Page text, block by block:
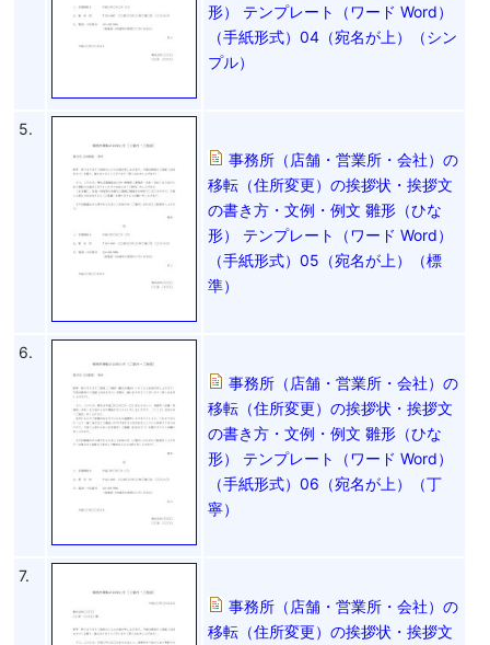
形） テンプレート（ワード Word）
（手紙形式）04（宛名が上）（シン
プル）
5.
事務所（店舗・営業所・会社）の
移転（住所変更）の挨拶状・挨拶文
の書き方・文例・例文 雛形（ひな
形） テンプレート（ワード Word）
（手紙形式）05（宛名が上）（標
準）
6.
事務所（店舗・営業所・会社）の
移転（住所変更）の挨拶状・挨拶文
の書き方・文例・例文 雛形（ひな
形） テンプレート（ワード Word）
（手紙形式）06（宛名が上）（丁
寧）
7.
事務所（店舗・営業所・会社）の
移転（住所変更）の挨拶状・挨拶文